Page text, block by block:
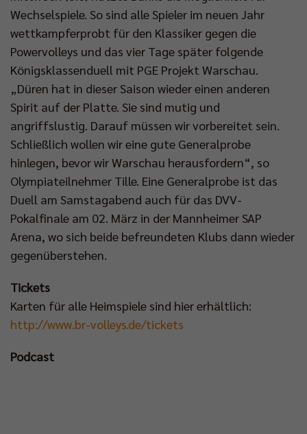
Wechselspiele. So sind alle Spieler im neuen Jahr
wettkampferprobt für den Klassiker gegen die
Powervolleys und das vier Tage später folgende
Königsklassenduell mit PGE Projekt Warschau.
„Düren hat in dieser Saison wieder einen anderen
Spirit auf der Platte. Sie sind mutig und
angriffslustig. Darauf müssen wir vorbereitet sein.
Schließlich wollen wir eine gute Generalprobe
hinlegen, bevor wir Warschau herausfordern“, so
Olympiateilnehmer Tille. Eine Generalprobe ist das
Duell am Samstagabend auch für das DVV-
Pokalfinale am 02. März in der Mannheimer SAP
Arena, wo sich beide befreundeten Klubs dann wieder
gegenüberstehen.
Tickets
Karten für alle Heimspiele sind hier erhältlich:
http://www.br-volleys.de/tickets
Podcast